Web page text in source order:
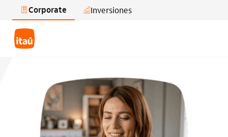
Saltar al contenido principal
Corporate Inversiones